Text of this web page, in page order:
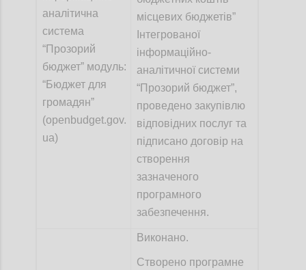
аналітична
система
“Прозорий
бюджетˮ модуль:
“Бюджет для
громадянˮ
(openbudget.gov.
ua)
місцевих бюджетів”
Інтегрованої
інформаційно-
аналітичної системи
“Прозорий бюджет”,
проведено закупівлю
відповідних послуг та
підписано договір на
створення
зазначеного
програмного
забезпечення.
Виконано.
Створено програмне